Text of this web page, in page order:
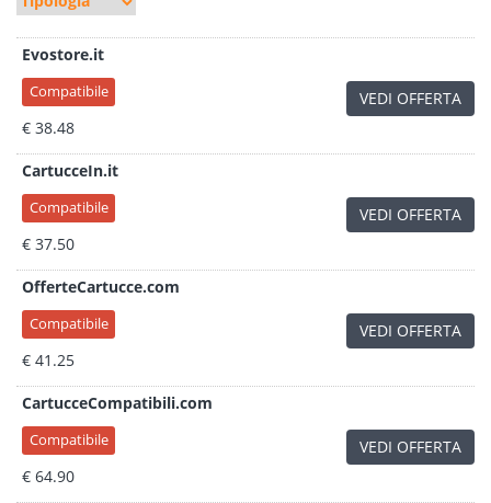
Evostore.it
Compatibile
€ 38.48
VEDI OFFERTA
CartucceIn.it
Compatibile
€ 37.50
VEDI OFFERTA
OfferteCartucce.com
Compatibile
€ 41.25
VEDI OFFERTA
CartucceCompatibili.com
Compatibile
€ 64.90
VEDI OFFERTA